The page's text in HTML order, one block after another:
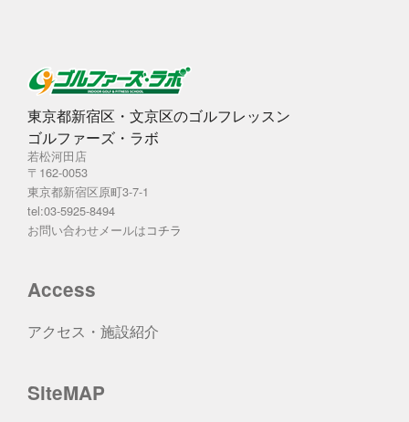
東京都新宿区・文京区のゴルフレッスン
ゴルファーズ・ラボ
若松河田店
〒162-0053
東京都新宿区原町3-7-1
tel:03-5925-8494
お問い合わせメールはコチラ
Access
アクセス・施設紹介
SiteMAP